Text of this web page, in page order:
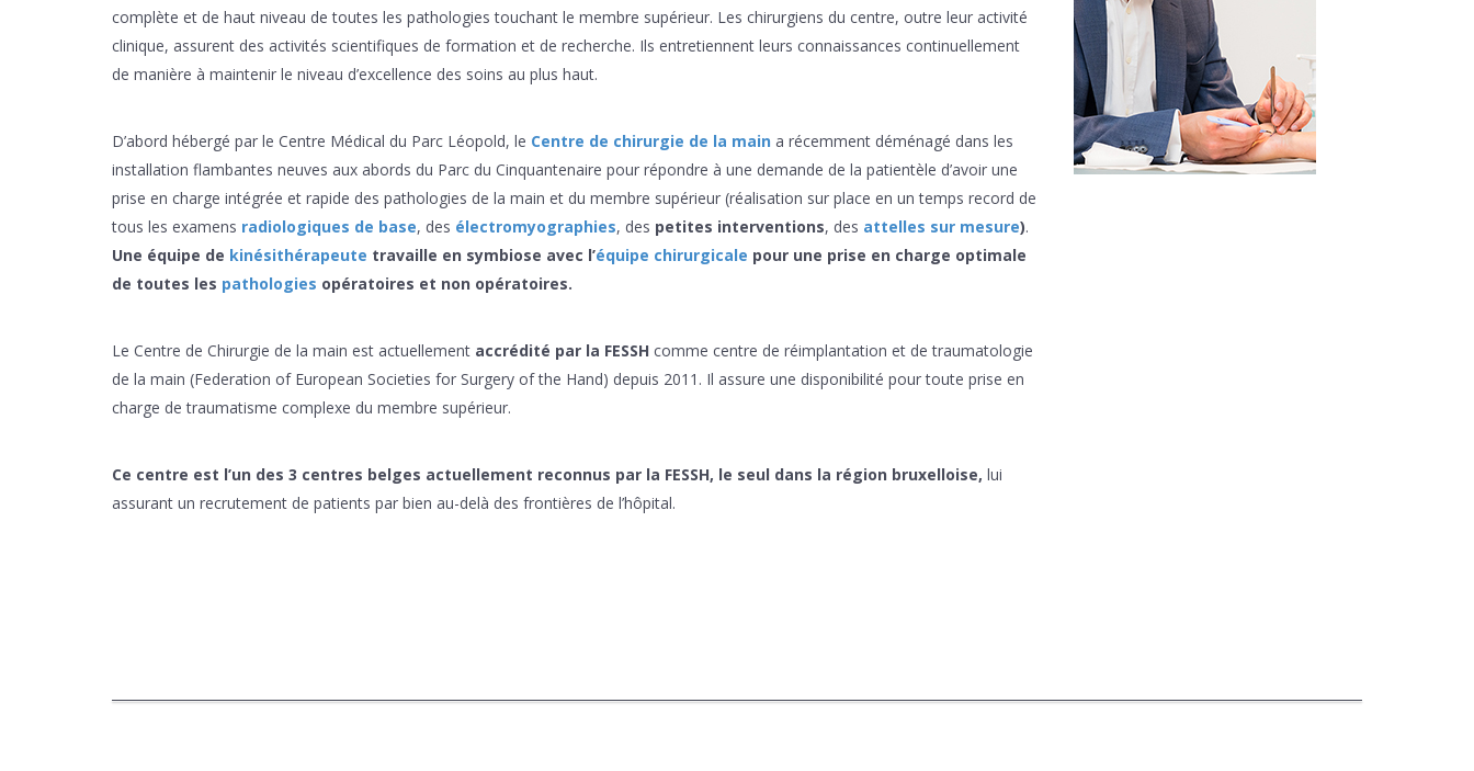
complète et de haut niveau de toutes les pathologies touchant le membre supérieur. Les chirurgiens du centre, outre leur activité
clinique, assurent des activités scientifiques de formation et de recherche. Ils entretiennent leurs connaissances continuellement
de manière à maintenir le niveau d’excellence des soins au plus haut.
D’abord hébergé par le Centre Médical du Parc Léopold, le Centre de chirurgie de la main a récemment déménagé dans les
installation flambantes neuves aux abords du Parc du Cinquantenaire pour répondre à une demande de la patientèle d’avoir une
prise en charge intégrée et rapide des pathologies de la main et du membre supérieur (réalisation sur place en un temps record de
tous les examens radiologiques de base, des électromyographies, des petites interventions, des attelles sur mesure).
Une équipe de kinésithérapeute travaille en symbiose avec l’équipe chirurgicale pour une prise en charge optimale
de toutes les pathologies opératoires et non opératoires.
Le Centre de Chirurgie de la main est actuellement accrédité par la FESSH comme centre de réimplantation et de traumatologie
de la main (Federation of European Societies for Surgery of the Hand) depuis 2011. Il assure une disponibilité pour toute prise en
charge de traumatisme complexe du membre supérieur.
Ce centre est l’un des 3 centres belges actuellement reconnus par la FESSH, le seul dans la région bruxelloise, lui
assurant un recrutement de patients par bien au-delà des frontières de l’hôpital.